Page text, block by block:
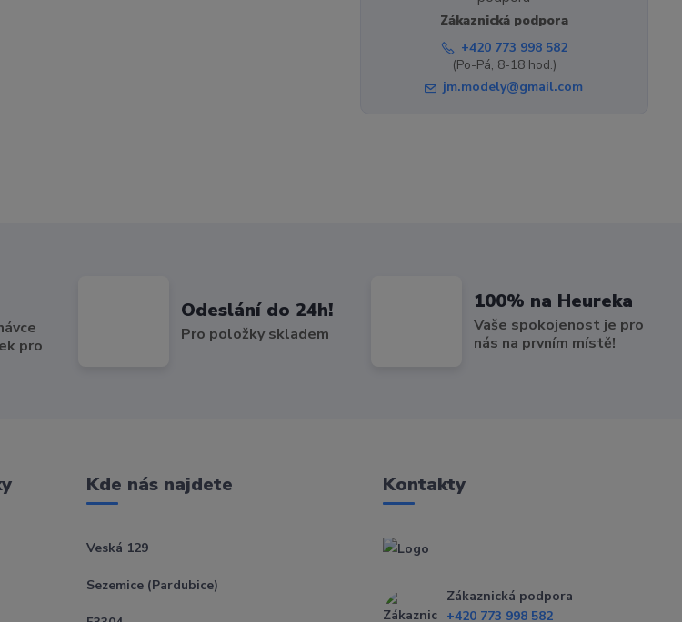
Zákaznická podpora
+420 773 998 582
(Po-Pá, 8-18 hod.)
jm.modely@gmail.com
pro
Odeslání do 24h!
Pro položky skladem
100% na Heureka
Vaše spokojenost je pro
nás na prvním místě!
Kde nás najdete
Veská 129
Sezemice (Pardubice)
Kontakty
Zákaznická podpora
+420 773 998 582